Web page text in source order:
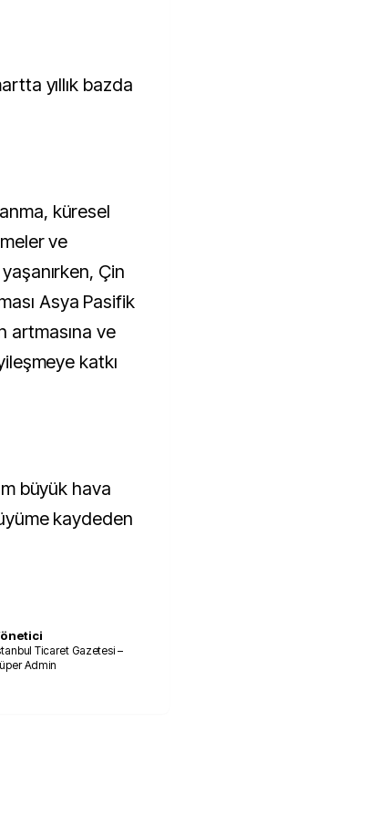
yıllık bazda
küresel
ve
Çin
Asya Pasifik
artmasına ve
katkı
büyük hava
kaydeden
Ticaret Gazetesi –
Admin